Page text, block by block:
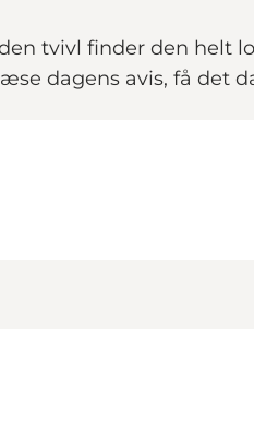
tvivl finder den helt
dagens avis, få det